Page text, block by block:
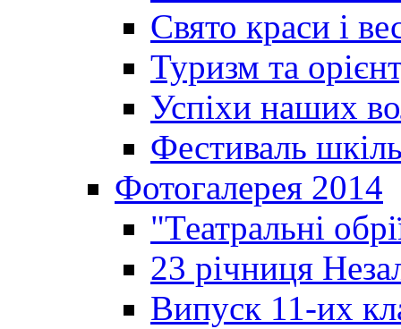
Свято краси і
Туризм та
Успіхи наших
Фестиваль
Фотогалерея 2014
"Театральні
23 річниця
Випуск 11-их